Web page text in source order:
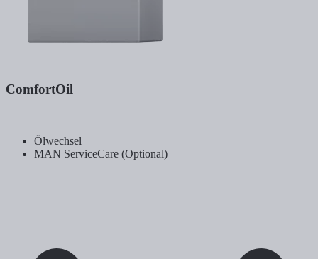
ComfortOil
Ölwechsel
MAN ServiceCare (Optional)